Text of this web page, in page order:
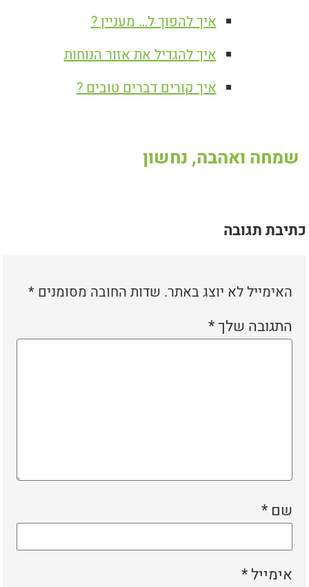
איך להפוך ל… מעניין ?
איך להגדיל את אזור הנוחות
איך קורים דברים טובים ?
שמחה ואהבה, נחשון
כתיבת תגובה
האימייל לא יוצג באתר. שדות החובה מסומנים*
התגובה שלך*
שם*
אימייל*